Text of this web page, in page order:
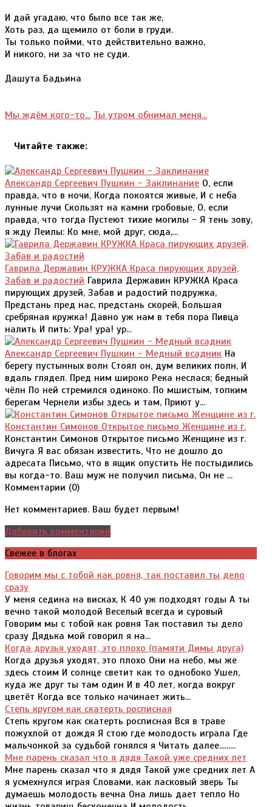
И дай угадаю, что было все так же,
Хоть раз, да щемило от боли в груди.
Ты только пойми, что действительно важно,
И никого, ни за что не суди.
Дашута Бадьина
Мы ждём кого-то... Ты утром обнимал меня...
Читайте также:
Александр Сергеевич Пушкин - Заклинание О, если
правда, что в ночи, Когда покоятся живые, И с неба
лунные лучи Скользят на камни гробовые, О, если
правда, что тогда Пустеют тихие могилы - Я тень зову,
я жду Леилы: Ко мне, мой друг, сюда,...
Гаврила Державин КРУЖКА Краса пирующих друзей,
Забав и радостий Гаврила Державин КРУЖКА Краса
пирующих друзей, Забав и радостий подружка,
Предстань пред нас, предстань скорей, Большая
сребряная кружка! Давно уж нам в тебя пора Пивца
налить И пить: Ура! ура! ур...
Александр Сергеевич Пушкин - Медный всадник На
берегу пустынных волн Стоял он, дум великих полн, И
вдаль глядел. Пред ним широко Река неслася; бедный
чёлн По ней стремился одиноко. По мшистым, топким
берегам Чернели избы здесь и там, Приют у...
Константин Симонов Открытое письмо Женщине из г.
Константин Симонов Открытое письмо Женщине из г.
Вичуга Я вас обязан известить, Что не дошло до
адресата Письмо, что в ящик опустить Не постыдились
вы когда-то. Ваш муж не получил письма, Он не ...
Комментарии (0)
Нет комментариев. Ваш будет первым!
Добавить комментарий
Свежее в блогах
Говорим мы с тобой как ровня, так поставил ты дело
сразу
У меня седина на висках, К 40 уж подходят годы А ты
вечно такой молодой Веселый всегда и суровый
Говорим мы с тобой как ровня Так поставил ты дело
сразу Дядька мой говорил я на...
Когда друзья уходят, это плохо (памяти Димы друга)
Когда друзья уходят, это плохо Они на небо, мы же
здесь стоим И солнце светит как то однобоко Ушел,
куда же друг ты там один И в 40 лет, когда вокруг
цветёт Когда все только начинает жить...
Степь кругом как скатерть росписная
Степь кругом как скатерть росписная Вся в траве
пожухлой от дождя Я стою где молодость играла Где
мальчонкой за судьбой гонялся я Читать далее.........
Мне парень сказал что я дядя Такой уже средних лет
Мне парень сказал что я дядя Такой уже средних лет А
я усмехнулся играя Словами, как ласковый зверь Ты
думаешь молодость вечна Она лишь дает тепло Но